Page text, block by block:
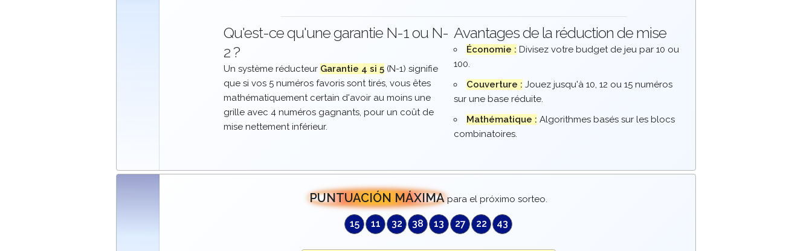
Qu'est-ce qu'une garantie N-1 ou N-
2 ?
Un système réducteur Garantie 4 si 5(N-1) signifie
que si vos 5 numéros favoris sont tirés, vous êtes
mathématiquement certain d'avoir au moins une
grille avec 4 numéros gagnants, pour un coût de
mise nettement inférieur.
Avantages de la réduction de mise
Économie : Divisez votre budget de jeu par 10 ou
100.
Couverture : Jouez jusqu'à 10, 12 ou 15 numéros
sur une base réduite.
Mathématique : Algorithmes basés sur les blocs
combinatoires.
PUNTUACIÓN MÁXIMA para el próximo sorteo.
15 11 32 38 13 27 22 43